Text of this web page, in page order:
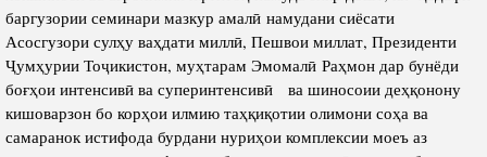
баргузории семинари мазкур амалӣ намудани сиёсати
Асосгузори сулҳу ваҳдати миллӣ, Пешвои миллат, Президенти
Ҷумҳурии Тоҷикистон, муҳтарам Эмомалӣ Раҳмон дар бунёди
боғҳои интенсивӣ ва суперинтенсивӣ ва шиносоии деҳқонону
кишоварзон бо корҳои илмию таҳқиқотии олимони соҳа ва
самаранок истифода бурдани нуриҳои комплексии моеъ аз